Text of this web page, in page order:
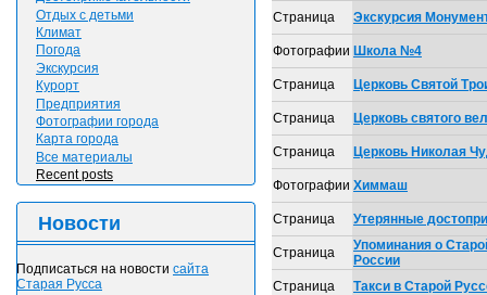
Страница Экскурсия
Фотографии Школа №4
Страница Церковь Святой
Страница Церковь святого
Страница Церковь Николая
Фотографии Химмаш
Страница Утерянные
Страница
Упоминания о
России
Страница
Такси в Старой
Отдых с детьми
Климат
Погода
Экскурсия
Курорт
Предприятия
Фотографии города
Карта города
Все материалы
Recent posts
Новости
Подписаться на новости сайта
Старая Русса